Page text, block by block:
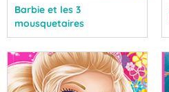
Barbie et les 3
mousquetaires